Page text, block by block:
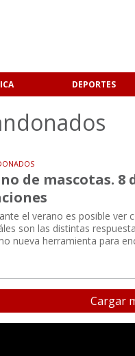
DEPORTES
de mascotas. 8
el verano es posible ver
son las distintas
nueva herramienta para
Cargar